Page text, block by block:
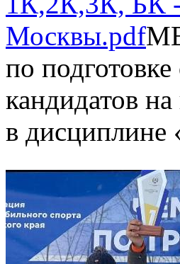
Москвы.pdf
по
кандидатов
в дисциплине